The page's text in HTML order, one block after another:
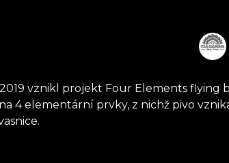
vznikl projekt Four Elements flying
4 elementární prvky, z nichž pivo